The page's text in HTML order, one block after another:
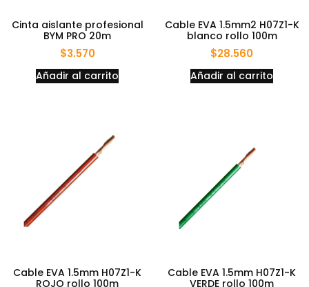
Cinta aislante profesional
BYM PRO 20m
$3.570
Añadir al carrito
Cable EVA 1.5mm2 H07Z1-K
blanco rollo 100m
$28.560
Añadir al carrito
Cable EVA 1.5mm H07Z1-K
ROJO rollo 100m
Cable EVA 1.5mm H07Z1-K
VERDE rollo 100m